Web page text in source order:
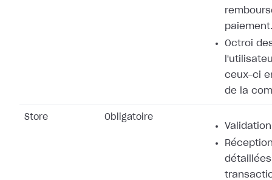
paiement.
Octroi
ceux-ci
de la
Store Obligatoire